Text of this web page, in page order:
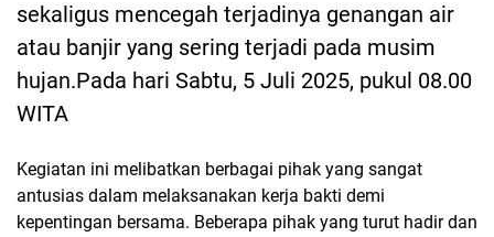
sekaligus mencegah terjadinya genangan air
atau banjir yang sering terjadi pada musim
hujan.Pada hari Sabtu, 5 Juli 2025, pukul 08.00
WITA
Kegiatan ini melibatkan berbagai pihak yang sangat
antusias dalam melaksanakan kerja bakti demi
kepentingan bersama. Beberapa pihak yang turut hadir dan